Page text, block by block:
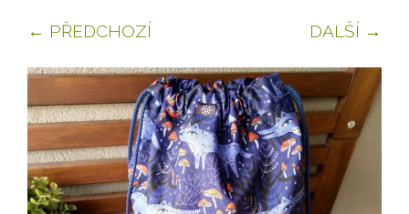
← PŘEDCHOZÍ DALŠÍ →